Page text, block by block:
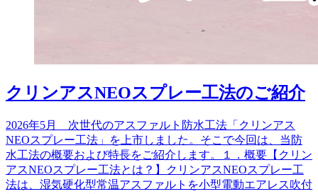
クリンアスNEOスプレー工法のご紹介
2026年5月 次世代のアスファルト防水工法「クリンアス
NEOスプレー工法」を上市しました。そこで今回は、当防
水工法の概要および特長をご紹介します。１．概要【クリン
アスNEOスプレー工法とは？】クリンアスNEOスプレー工
法は、湿気硬化型常温アスファルトを小型電動エアレス吹付